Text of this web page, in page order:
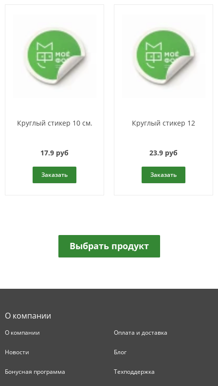
Круглый стикер 10 см.
17.9 руб
Заказать
Круглый стикер 12
23.9 руб
Заказать
Выбрать продукт
О компании
О компании Оплата и доставка
Новости Блог
Бонусная программа Техподдержка